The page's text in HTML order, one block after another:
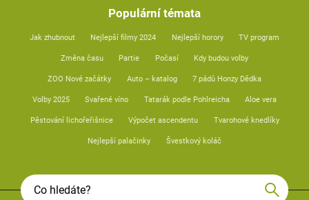
Populární témata
Jak zhubnout Nejlepší filmy 2024 Nejlepší horory TV program
Změna času Partie Počasí Kdy budou volby
ZOO Nové začátky Auto – katalog 7 pádů Honzy Dědka
Volby 2025 Svařené víno Tatarák podle Pohlreicha Aloe vera
Pěstování lichořeřišnice Výpočet ascendentu Tvarohové knedlíky
Nejlepší palačinky Švestkový koláč